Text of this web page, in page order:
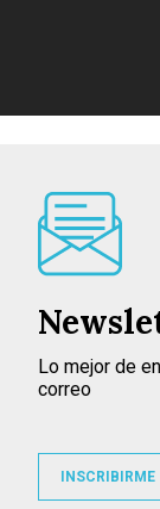
Lo mejor de
correo
INSCRIBIRME